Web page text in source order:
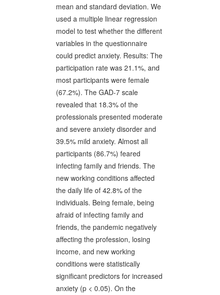
mean and standard deviation. We
used a multiple linear regression
model to test whether the different
variables in the questionnaire
could predict anxiety. Results: The
participation rate was 21.1%, and
most participants were female
(67.2%). The GAD-7 scale
revealed that 18.3% of the
professionals presented moderate
and severe anxiety disorder and
39.5% mild anxiety. Almost all
participants (86.7%) feared
infecting family and friends. The
new working conditions affected
the daily life of 42.8% of the
individuals. Being female, being
afraid of infecting family and
friends, the pandemic negatively
affecting the profession, losing
income, and new working
conditions were statistically
significant predictors for increased
anxiety (p < 0.05). On the